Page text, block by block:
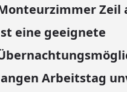
Zeil
eine geeignete
Arbeitstag